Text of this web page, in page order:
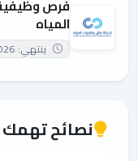
فرص
المياه
ينتهي: 2026-09-05
نصائح تهمك